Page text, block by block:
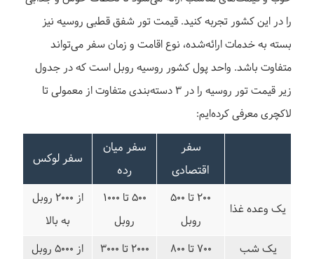
را در این کشور تجربه کنید. قیمت تور شفق قطبی روسیه نیز
بسته به خدمات ارائه‌شده، نوع اقامت و زمان سفر می‌تواند
متفاوت باشد. واحد پول کشور روسیه روبل است که در جدول
زیر قیمت تور روسیه را در ۳ دسته‌بندی متفاوت از معمولی تا
لاکچری معرفی کرده‌ایم:
سفر
اقتصادی
سفر میان
رده
سفر لوکس
یک وعده غذا
۲۰۰ تا ۵۰۰
روبل
۵۰۰ تا ۱۰۰۰
روبل
از ۲۰۰۰ روبل
به بالا
یک شب
۷۰۰ تا ۸۰۰
۲۰۰۰ تا ۳۰۰۰
از ۵۰۰۰ روبل